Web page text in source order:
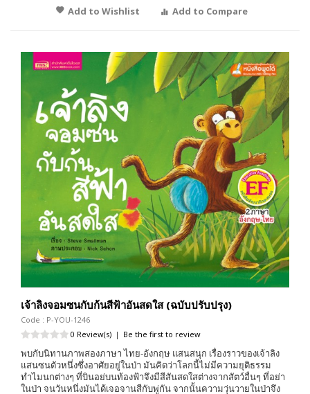
Add to Wishlist
Add to Compare
เจ้าลิงจอมซนกับก้นสีฟ้าอันสดใส (ฉบับปรับปรุง)
Code : P-YOU-1246
0 Review(s) | Be the first to review
พบกับนิทานภาพสองภาษา ไทย-อังกฤษ แสนสนุก เรื่องราวของเจ้าลิง
แสนซนตัวหนึ่งซึ่งอาศัยอยู่ในป่า มันคิดว่าโลกนี้ไม่มีความยุติธรรม
ทำไมนกต่างๆ ที่บินอย่บนท้องฟ้าจึงมีสีสันสดใสต่างจากสัตว์อื่นๆ ที่อย่า
ในป่า จนวันหนึ่งมันได้เจอจานสีกับพู่กัน จากนั้นความวุ่นวายในป่าจึง